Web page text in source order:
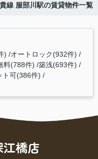
線 服部川駅の賃貸物件一覧
) オートロック(932件)
料(788件) 築浅(693件)
ト可(386件)
橋店